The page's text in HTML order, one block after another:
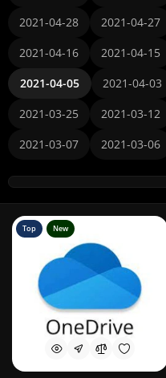
2021-04-28
2021-04-27
2021-04-16
2021-04-15
2021-04-05
2021-04-03
2021-03-25
2021-03-12
2021-03-07
2021-03-06
Top New